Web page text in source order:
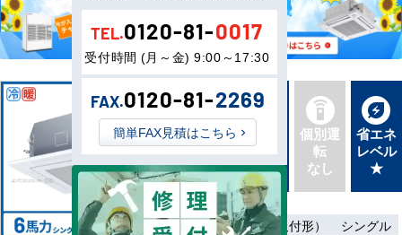
新品直
送
最新機
種
同機種
タイプ
別あり
個別運
転
なし
省エネ
レベル
★
三相200V
ワイヤード（壁取付形）
シングル
TEL.0120-81-0017
受付時間 (月～金) 9:00～17:30
FAX.0120-81-2269
簡単FAX見積はこちら